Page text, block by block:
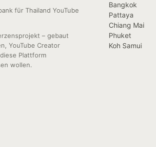
für Thailand YouTube
– gebaut
YouTube Creator
Plattform
wollen.
Bangkok
Pattaya
Chiang Mai
Phuket
Koh Samui